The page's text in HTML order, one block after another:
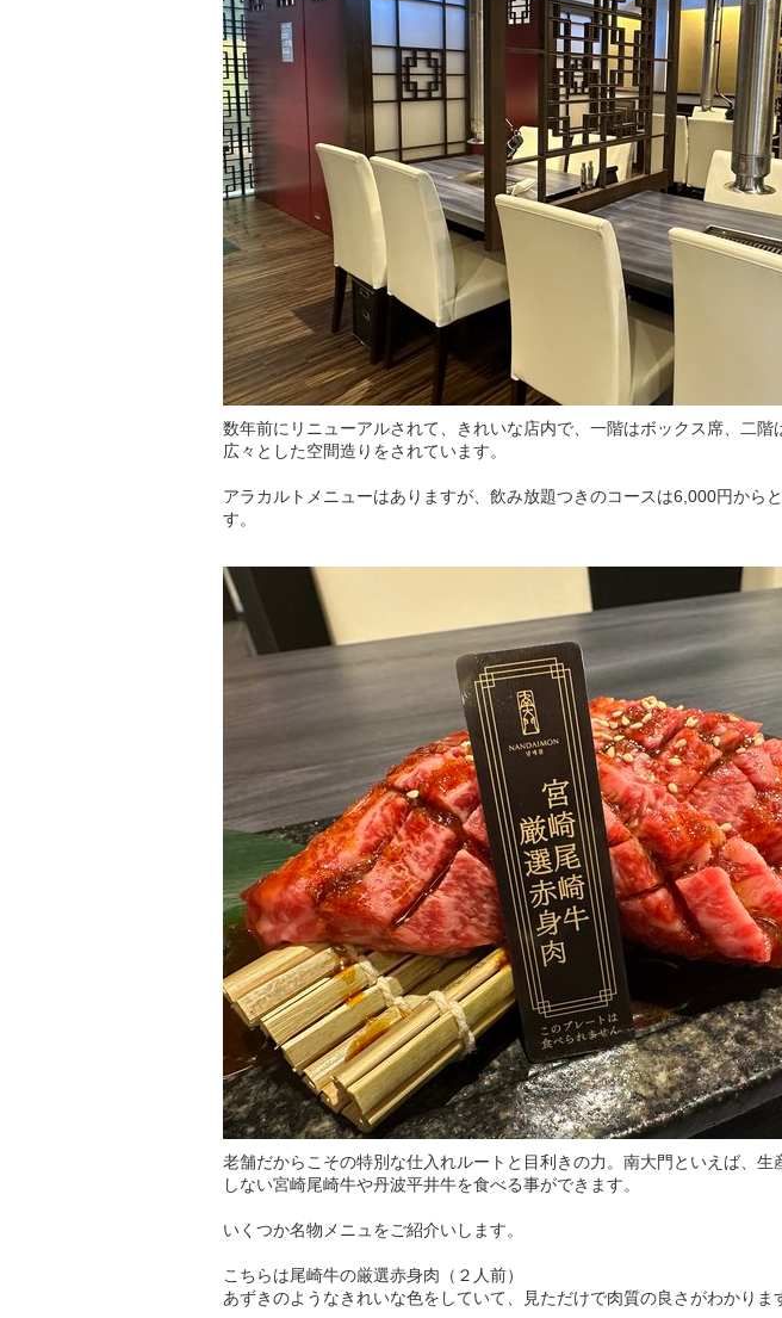
数年前にリニューアルされて、きれいな店内で、一階はボックス席、二階
広々とした空間造りをされています。
アラカルトメニューはありますが、飲み放題つきのコースは6,000円から
す。
老舗だからこその特別な仕入れルートと目利きの力。南大門といえば、生
しない宮崎尾崎牛や丹波平井牛を食べる事ができます。
いくつか名物メニュをご紹介いします。
こちらは尾崎牛の厳選赤身肉（２人前）
あずきのようなきれいな色をしていて、見ただけで肉質の良さがわかりま